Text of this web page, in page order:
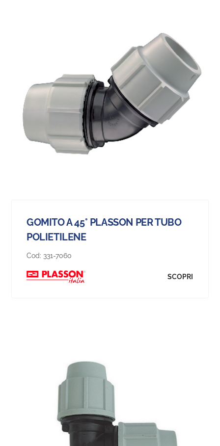
GOMITO A 45° PLASSON PER TUBO
POLIETILENE
Cod: 331-7060
SCOPRI